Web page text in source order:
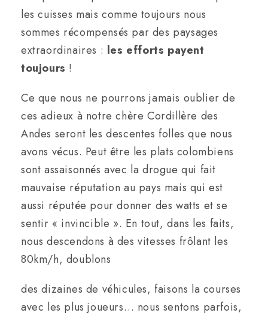
les cuisses mais comme toujours nous
sommes récompensés par des paysages
extraordinaires : les efforts payent
toujours !
Ce que nous ne pourrons jamais oublier de
ces adieux à notre chère Cordillère des
Andes seront les descentes folles que nous
avons vécus. Peut être les plats colombiens
sont assaisonnés avec la drogue qui fait
mauvaise réputation au pays mais qui est
aussi réputée pour donner des watts et se
sentir « invincible ». En tout, dans les faits,
nous descendons à des vitesses frôlant les
80km/h, doublons
des dizaines de véhicules, faisons la courses
avec les plus joueurs… nous sentons parfois,